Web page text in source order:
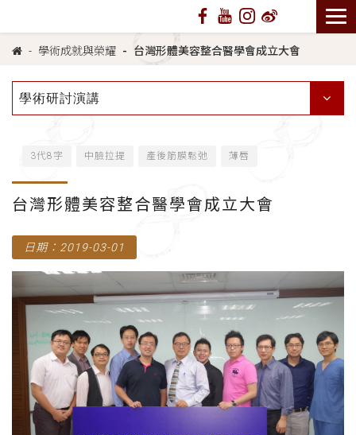
學術成就與榮耀 台灣形體美容整合醫學會成立大會
學術研討演講
3代8字 中臉拉提 產後筋膜鬆弛 薄唇
台灣形體美容整合醫學會成立大會
日期：2019-03-01